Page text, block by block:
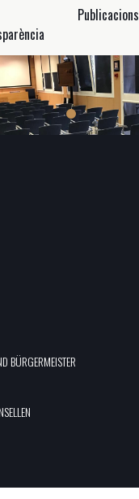
Publicacions
BÜRGERMEISTER